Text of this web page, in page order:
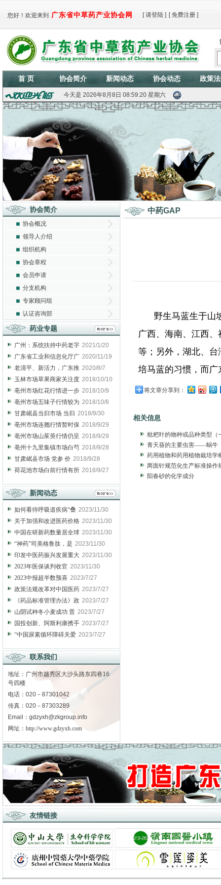
您好！欢迎来到 广东省中草药产业协会网 [ 请登陆 ] [ 免费注册 ]
首 页 协会简介 新闻动态 协会动态 政策
今天是2026年8月8日 08:59:21 星期六
协会简介
协会概况
领导人介绍
组织机构
协会章程
会员申请
分支机构
专家顾问组
认证咨询部
药业专题
广州：系统扶持中药老字 2021/1/20
广东省工业和信息化厅广 2020/11/19
老清平、新活力，广东推 2020/8/7
玉林市场草果商家关注度 2018/10/10
亳州市场红花行情进一步 2018/10/9
亳州市场五味子行情较为 2018/10/8
甘肃岷县当归市场 当归 2018/9/30
亳州市场连翘行情暂时保 2018/9/29
亳州市场山茱萸行情仍呈 2018/9/29
亳州十九里集镇市场白芍 2018/9/28
甘肃岷县市场 党参 价 2018/9/28
荷花池市场白前行情有所 2018/9/27
新闻动态
如何看待呼吸道疾病“叠 2023/11/30
关于加强和改进医药价格 2023/11/30
中国在研新药数量居全球 2023/11/30
“神药”司美格鲁肽，是 2023/11/30
印发中医药振兴发展重大 2023/11/30
2023年医保谈判收官 2023/11/30
2023中报超半数预喜 2023/7/27
政策法规改革对中国医药 2023/7/27
《药品标准管理办法》政 2023/7/27
山阴试种冬小麦成功 晋 2023/7/27
国投创新、阿斯利康携手 2023/7/27
“中国尿素循环障碍关爱 2023/7/27
联系我们
地址：广州市越秀区大沙头路东四巷16
号四楼
电话：020－87301042
传真：020－87303289
Email：gdzyxh@zkgroup.info
网址： http://www.gdzyxh.com
中药GAP
野生马蓝生于山
广西、海南、江西
等；另外，湖北、
培马蓝的习惯，而
将文章分享到：
相关信息
枇杷叶的物种或品种类型（
青天葵的主要虫害——蜗牛
药用植物和药用植物栽培学
两面针规范化生产标准操作
阳春砂的化学成分
友情链接